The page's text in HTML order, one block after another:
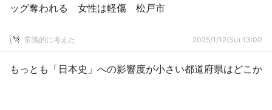
ッグ奪われる 女性は軽傷 松戸市
常識的に考えた 2025/1/12(Su) 13:00
もっとも「日本史」への影響度が小さい都道府県はどこか